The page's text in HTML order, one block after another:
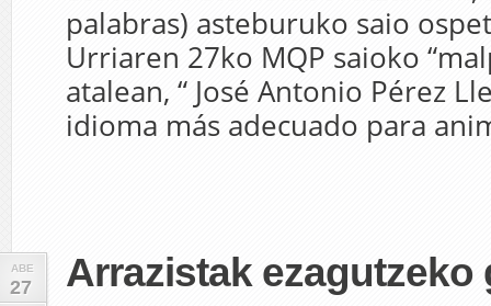
palabras) asteburuko saio
Urriaren 27ko MQP saioko
atalean, “ José Antonio Pérez
idioma más adecuado para
ABE
27 Arrazistak ezagutzeko